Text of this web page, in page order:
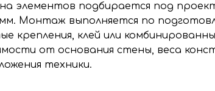
элементов подбирается под
Монтаж выполняется по
крепления, клей или
от основания стены, веса
техники.